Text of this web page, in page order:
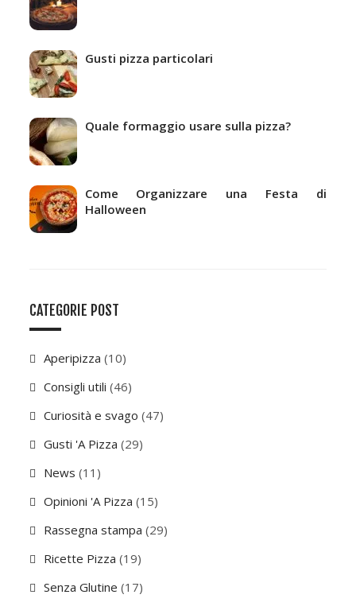
Gusti pizza particolari
Quale formaggio usare sulla pizza?
Come Organizzare una Festa di
Halloween
CATEGORIE POST
Aperipizza (10)
Consigli utili (46)
Curiosità e svago (47)
Gusti 'A Pizza (29)
News (11)
Opinioni 'A Pizza (15)
Rassegna stampa (29)
Ricette Pizza (19)
Senza Glutine (17)